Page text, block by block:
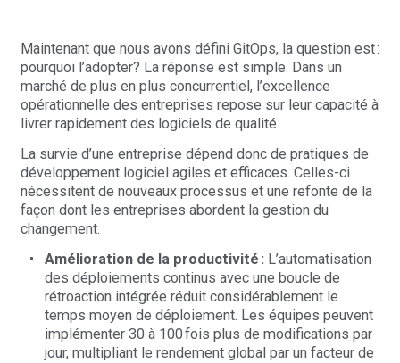
Maintenant que nous avons défini GitOps, la question est :
pourquoi l’adopter? La réponse est simple. Dans un
marché de plus en plus concurrentiel, l’excellence
opérationnelle des entreprises repose sur leur capacité à
livrer rapidement des logiciels de qualité.
La survie d’une entreprise dépend donc de pratiques de
développement logiciel agiles et efficaces. Celles-ci
nécessitent de nouveaux processus et une refonte de la
façon dont les entreprises abordent la gestion du
changement.
Amélioration de la productivité : L’automatisation
des déploiements continus avec une boucle de
rétroaction intégrée réduit considérablement le
temps moyen de déploiement. Les équipes peuvent
implémenter 30 à 100 fois plus de modifications par
jour, multipliant le rendement global par un facteur de